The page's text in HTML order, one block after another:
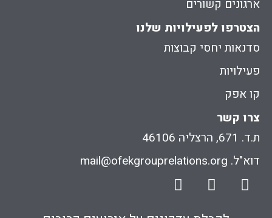
ארגונים קשורים
הצטרפו לפעילויות שלנו
סדנאות יחסי קבוצות
פעילויות
קו אפק
צרו קשר
ת.ד. 671, הרצליה 46106
דוא"ל. mail@ofekgrouprelations.org